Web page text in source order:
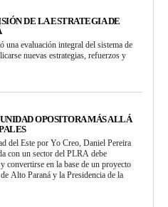
DE LA ESTRATEGIA DE
una evaluación integral del sistema de
nuevas estrategias, refuerzos y
OPOSITORA MÁS ALLÁ
del Este por Yo Creo, Daniel Pereira
con un sector del PLRA debe
convertirse en la base de un proyecto
Alto Paraná y la Presidencia de la